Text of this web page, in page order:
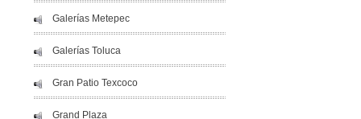
Galerías Metepec
Galerías Toluca
Gran Patio Texcoco
Grand Plaza